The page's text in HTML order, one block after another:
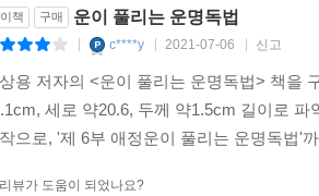
책 구매 운이 풀리는 운명독법
c****y 2021-07-06 신고
용 저자의 <운이 풀리는 운명독법> 책을
세로 약20.6, 두께 약1.5cm 길이로
으로, '제 6부 애정운이 풀리는 운명독법'
뷰가 도움이 되었나요?